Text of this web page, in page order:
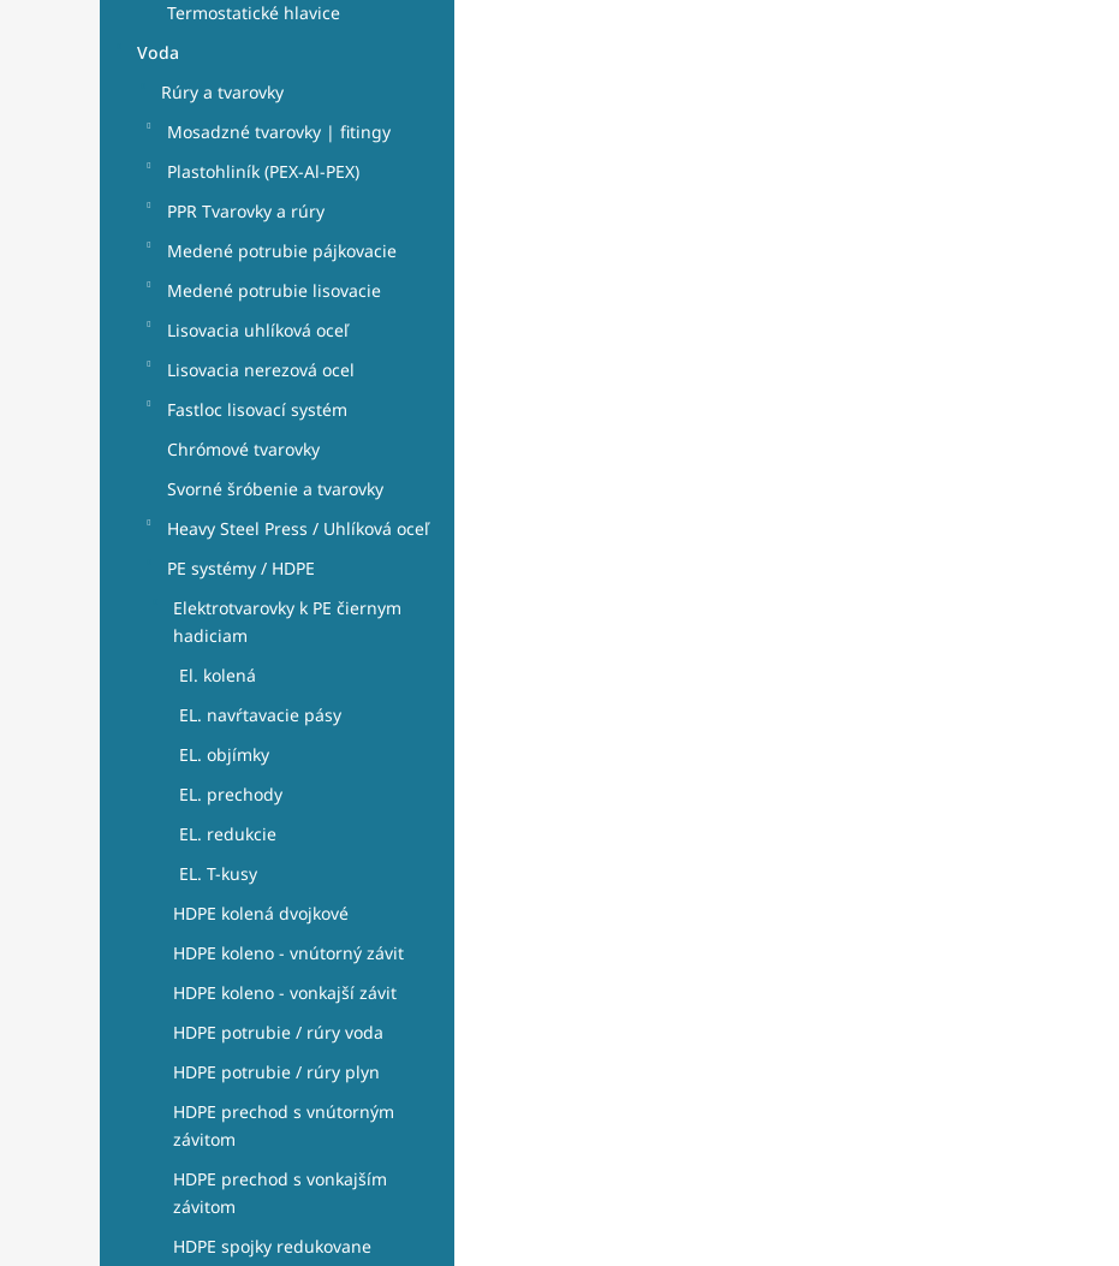
Termostatické hlavice
Voda
Rúry a tvarovky
Mosadzné tvarovky | fitingy
Plastohliník (PEX-Al-PEX)
PPR Tvarovky a rúry
Medené potrubie pájkovacie
Medené potrubie lisovacie
Lisovacia uhlíková oceľ
Lisovacia nerezová ocel
Fastloc lisovací systém
Chrómové tvarovky
Svorné šróbenie a tvarovky
Heavy Steel Press / Uhlíková oceľ
PE systémy / HDPE
Elektrotvarovky k PE čiernym
hadiciam
El. kolená
EL. navŕtavacie pásy
EL. objímky
EL. prechody
EL. redukcie
EL. T-kusy
HDPE kolená dvojkové
HDPE koleno - vnútorný závit
HDPE koleno - vonkajší závit
HDPE potrubie / rúry voda
HDPE potrubie / rúry plyn
HDPE prechod s vnútorným
závitom
HDPE prechod s vonkajším
závitom
HDPE spojky redukovane